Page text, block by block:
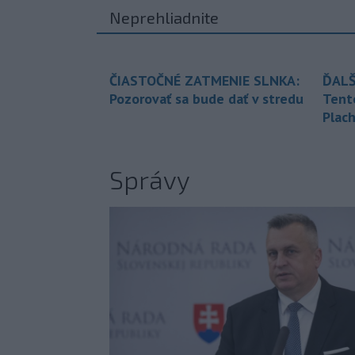
Neprehliadnite
ČIASTOČNÉ ZATMENIE SLNKA:
Pozorovať sa bude dať v stredu
Správy